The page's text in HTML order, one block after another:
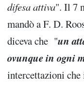
difesa attiva". Il 7
mandò a F. D.
diceva che "un
ovunque in ogni
intercettazioni